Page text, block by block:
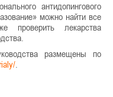
антидопингового
можно найти все
проверить лекарства
размещены по